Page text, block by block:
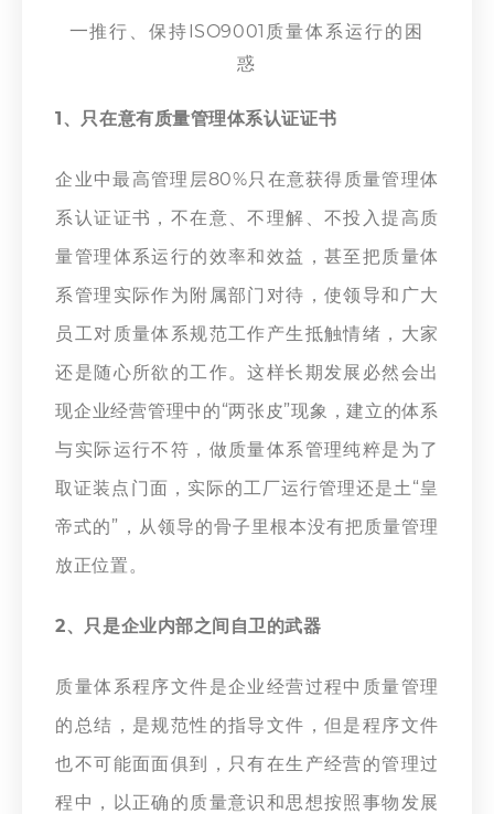
一推行、保持ISO9001 质量体系运行的困
惑
1、只在意有质量管理体系认证证书
企业中最高管理层80%只在意获得 质量管理体
系认证证书，不在意、不理解、不投入提高质
量管理体系运行的效率和效益，甚至把质量体
系管理实际作为附属部门对待，使领导和广大
员工对质量体系规范工作产生抵触情绪，大家
还是随心所欲的工作。这样长期发展必然会出
现企业经营管理中的“两张皮”现象，建立的体系
与实际运行不符，做质量体系管理纯粹是为了
取证装点门面，实际的工厂运行管理还是土“皇
帝式的”，从领导的骨子里根本没有把质量管理
放正位置。
2、只是企业内部之间自卫的武器
质量体系程序文件是企业经营过程中质量管理
的总结，是规范性的指导文件，但是程序文件
也不可能面面俱到，只有在生产经营的管理过
程中，以正确的质量意识和思想按照事物发展